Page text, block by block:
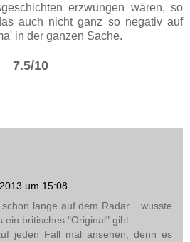
erzwungen wären, so
auch nicht ganz so negativ auf
in der ganzen Sache.
7.5/10
um 15:08
lange auf dem Radar... wusste
ein britisches "Original" gibt.
jeden Fall mal ansehen, denn es